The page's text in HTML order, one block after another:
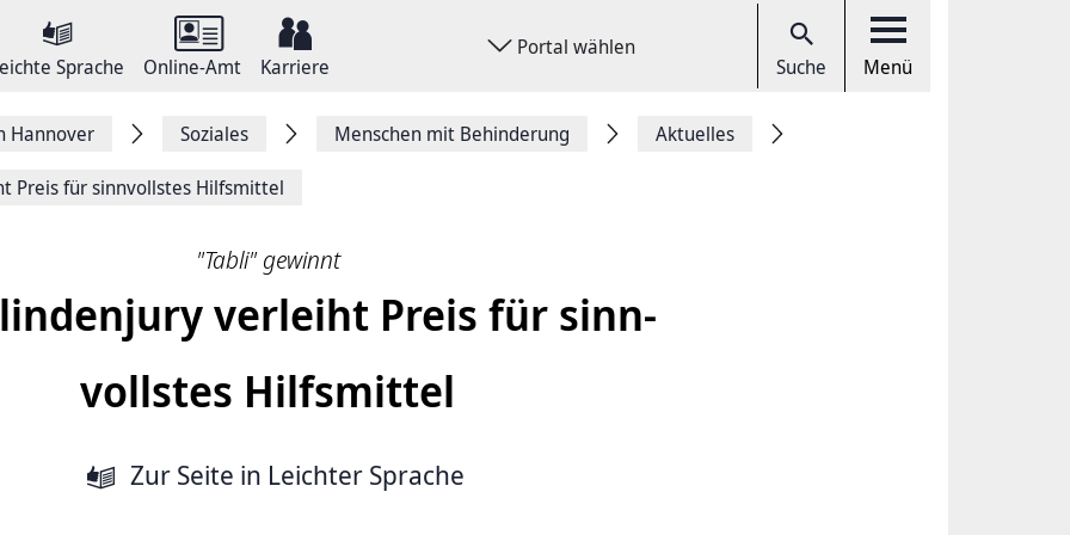
Sprache Online-Amt Karriere
Portal wählen
Suche Menü
Hannover Soziales Menschen mit Behinderung Aktuelles
Preis für sinn­vollstes Hilfs­mittel
"Tabli" gewinnt
verleiht Preis für sinn­
vollstes Hilfs­mittel
Zur Seite in Leichter Sprache